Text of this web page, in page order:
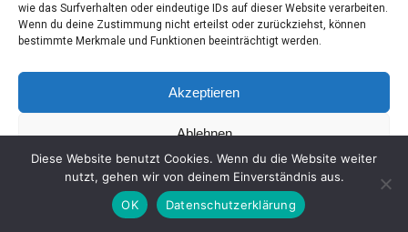
wie das Surfverhalten oder eindeutige IDs auf dieser Website verarbeiten.
Wenn du deine Zustimmung nicht erteilst oder zurückziehst, können
bestimmte Merkmale und Funktionen beeinträchtigt werden.
Akzeptieren
Ablehnen
Einstellungen ansehen
Coo­kie-Richt­li­nieDaten­schutz Impres­sum
SHARE TWEET
Diese Website benutzt Cookies. Wenn du die Website weiter
nutzt, gehen wir von deinem Einverständnis aus.
OK
Datenschutzerklärung